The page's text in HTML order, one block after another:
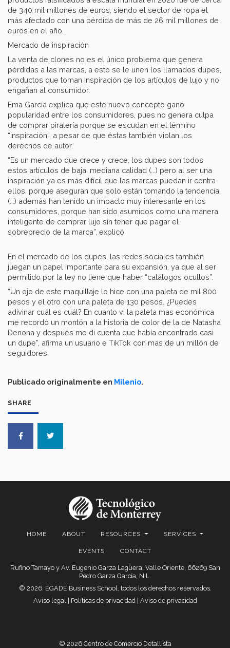
SHARE
de 340 mil millones de euros, siendo el sector de ropa el
más afectado con una pérdida de más de 26 mil millones de
euros en el año.
Mercado de inspiración
La venta de clones no es el único problema que genera
pérdidas a las marcas, a esto se le unen los llamados dupes,
productos que toman inspiración de los artículos de lujo y no
engañan al consumidor.
Ema García explica que este nuevo concepto ganó
popularidad entre los consumidores, pues no genera culpa
de comprar piratería porque se escudan en el término
“inspiración”, a pesar de que éstas también violan los
derechos de autor.
“Es un mercado que crece y crece, los dupes son todos
estos artículos de baja, mediana calidad (...) pero al ser una
inspiración ya es más difícil que las marcas puedan ir contra
ellos, porque aseguran que solo están tomando la tendencia
(...) además han tenido un impacto muy interesante en los
consumidores, porque han sido asumidos como una manera
inteligente de comprar lujo sin tener que pagar el
sobreprecio de la marca”, explicó
En el mercado de los dupes, las redes sociales también
juegan un papel importante para su expansión, ya que al ser
permitido por la ley no tiene que haber “catálogos ocultos”.
“Un ojo de este maquillaje lo hice con una paleta de mil 800
pesos y el otro con una paleta de 130 pesos. ¿Puedes
adivinar cuál es cuál? En cuanto vi la paleta mas económica
me recordó un montón a la historia de color de la de Natasha
Denona y después me di cuenta que había encontrado casi
un dupe”, afirma un usuario e TikTok con mas de un millón de
seguidores.
Publicado originalmente en Milenio.
HOME ABOUT RESOURCES SERVICES
EVENTS CONTACT
Rufino Tamayo y Av. Eugenio Garza Lagüera, Valle Oriente, 66269 San
Pedro Garza García, N.L.
© 2026. EGADE Business School, todos los derechos reservados.
Aviso legal| Políticas de privacidad| Aviso de privacidad
© 2026 Centro de Comercio Detallista